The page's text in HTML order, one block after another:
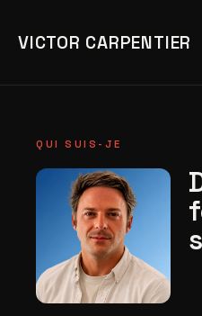
VICTOR CARPENTIER
QUI SUIS-JE